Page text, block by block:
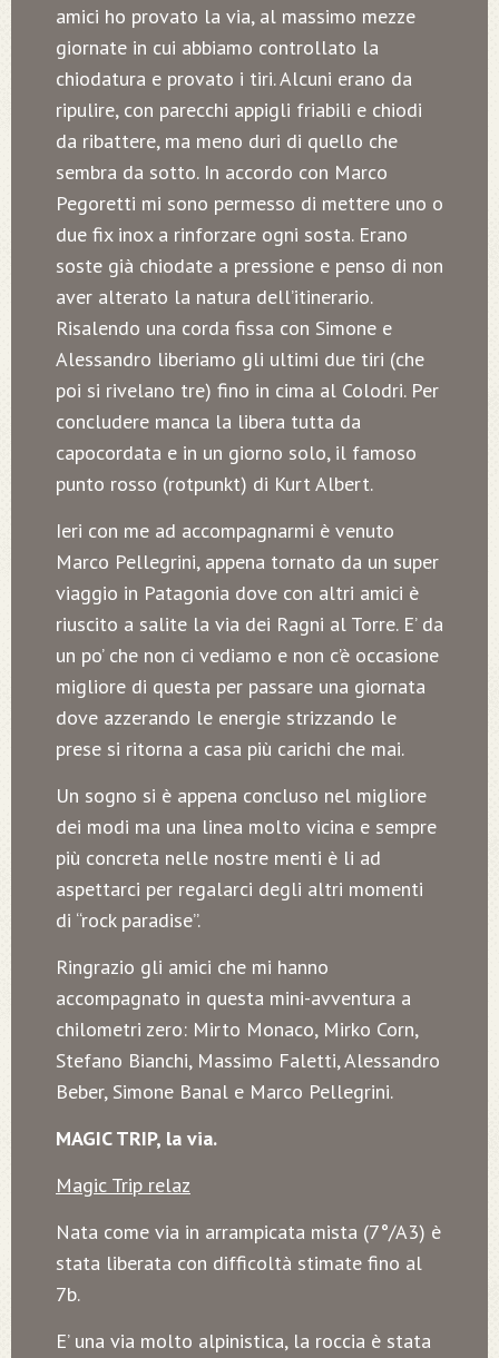
amici ho provato la via, al massimo mezze
giornate in cui abbiamo controllato la
chiodatura e provato i tiri. Alcuni erano da
ripulire, con parecchi appigli friabili e chiodi
da ribattere, ma meno duri di quello che
sembra da sotto. In accordo con Marco
Pegoretti mi sono permesso di mettere uno o
due fix inox a rinforzare ogni sosta. Erano
soste già chiodate a pressione e penso di non
aver alterato la natura dell’itinerario.
Risalendo una corda fissa con Simone e
Alessandro liberiamo gli ultimi due tiri (che
poi si rivelano tre) fino in cima al Colodri. Per
concludere manca la libera tutta da
capocordata e in un giorno solo, il famoso
punto rosso (rotpunkt) di Kurt Albert.
Ieri con me ad accompagnarmi è venuto
Marco Pellegrini, appena tornato da un super
viaggio in Patagonia dove con altri amici è
riuscito a salite la via dei Ragni al Torre. E’ da
un po’ che non ci vediamo e non c’è occasione
migliore di questa per passare una giornata
dove azzerando le energie strizzando le
prese si ritorna a casa più carichi che mai.
Un sogno si è appena concluso nel migliore
dei modi ma una linea molto vicina e sempre
più concreta nelle nostre menti è li ad
aspettarci per regalarci degli altri momenti
di “rock paradise”.
Ringrazio gli amici che mi hanno
accompagnato in questa mini-avventura a
chilometri zero: Mirto Monaco, Mirko Corn,
Stefano Bianchi, Massimo Faletti, Alessandro
Beber, Simone Banal e Marco Pellegrini.
MAGIC TRIP, la via.
Magic Trip relaz
Nata come via in arrampicata mista (7°/A3) è
stata liberata con difficoltà stimate fino al
7b.
E’ una via molto alpinistica, la roccia è stata